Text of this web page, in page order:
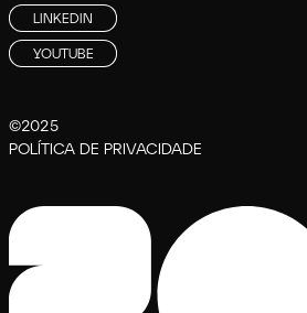
LINKEDIN
YOUTUBE
©2025
POLÍTICA DE PRIVACIDADE